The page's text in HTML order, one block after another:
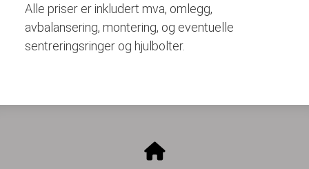
Alle priser er inkludert mva, omlegg,
avbalansering, montering, og eventuelle
sentreringsringer og hjulbolter.